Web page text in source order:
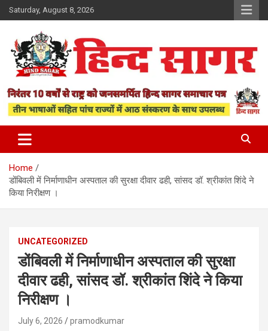
Skip
to
Saturday, August 8, 2026
Hind Sagar
Home
डोंबिवली में निर्माणाधीन अस्पताल की सुरक्षा दीवार ढही, सांसद डॉ. श्रीकांत शिंदे ने
किया निरीक्षण ।
UNCATEGORIZED
डोंबिवली में निर्माणाधीन अस्पताल की सुरक्षा
दीवार ढही, सांसद डॉ. श्रीकांत शिंदे ने किया
निरीक्षण ।
July 6, 2026 pramodkumar